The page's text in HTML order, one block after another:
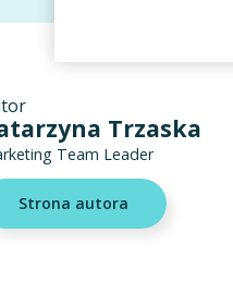
Trzaska
Team Leader
Strona autora